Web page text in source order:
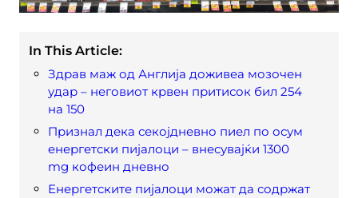
In This Article:
Здрав маж од Англија доживеа мозочен
удар – неговиот крвен притисок бил 254
на 150
Признал дека секојдневно пиел по осум
енергетски пијалоци – внесувајќи 1300
mg кофеин дневно
Енергетските пијалоци можат да содржат